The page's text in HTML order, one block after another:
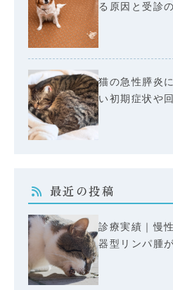
る原因と受診
猫の急性膵炎
い初期症状や
最近の投稿
診療実績｜慢
器型リンパ腫